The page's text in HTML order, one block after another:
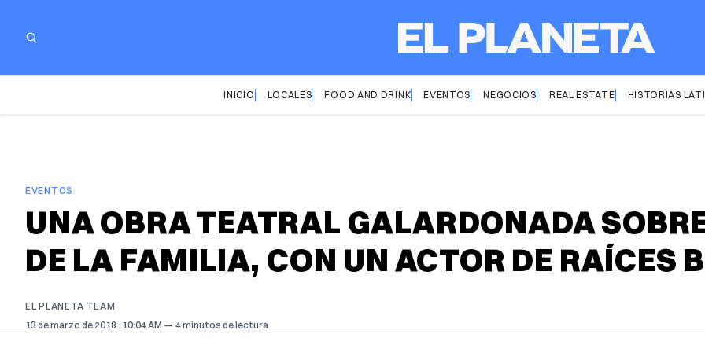
INICIO LOCALES FOOD AND DRINK EVENTOS NEGOCIOS REAL ESTATE HISTORIAS
EVENTOS
UNA OBRA TEATRAL GALARDONADA
DE LA FAMILIA, CON UN ACTOR DE RAÍCES
EL PLANETA TEAM
13 de marzo de 2018 . 10:04 AM 4 minutos de lectura